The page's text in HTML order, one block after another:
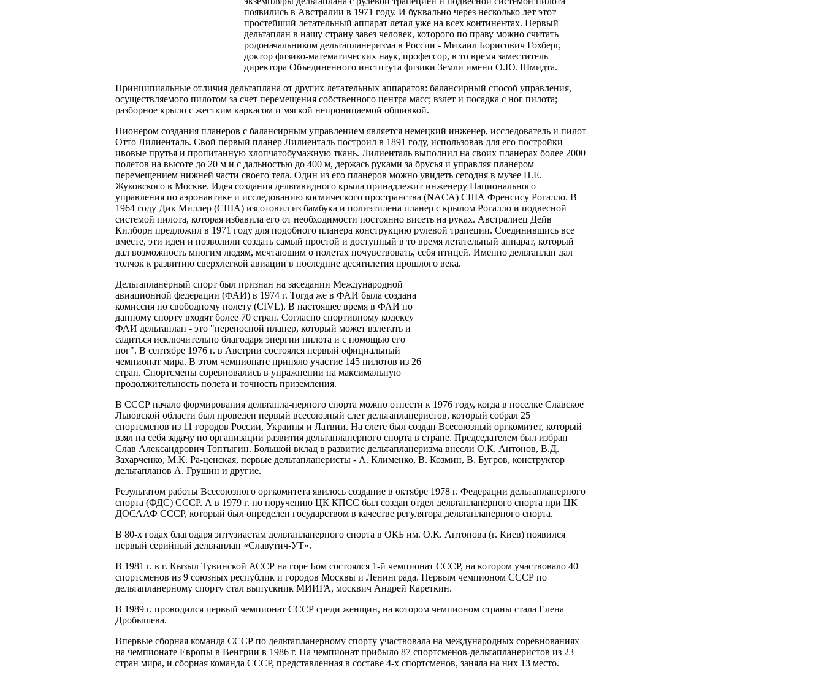
появились в Австралии в 1971 году. И буквально через несколько лет этот
простейший летательный аппарат летал уже на всех континентах. Первый
дельтаплан в нашу страну завез человек, которого по праву можно считать
родоначальником дельтапланеризма в России - Михаил Борисович Гохберг,
доктор физико-математических наук, профессор, в то время заместитель
директора Объединенного института физики Земли имени О.Ю. Шмидта.
Принципиальные отличия дельтаплана от других летательных аппаратов: балансирный способ управления,
осуществляемого пилотом за счет перемещения собственного центра масс; взлет и посадка с ног пилота;
разборное крыло с жестким каркасом и мягкой непроницаемой обшивкой.
Пионером создания планеров с балансирным управлением является немецкий инженер, исследователь и пилот
Отто Лилиенталь. Свой первый планер Лилиенталь построил в 1891 году, использовав для его постройки
ивовые прутья и пропитанную хлопчатобумажную ткань. Лилиенталь выполнил на своих планерах более 2000
полетов на высоте до 20 м и с дальностью до 400 м, держась руками за брусья и управляя планером
перемещением нижней части своего тела. Один из его планеров можно увидеть сегодня в музее Н.Е.
Жуковского в Москве. Идея создания дельтавидного крыла принадлежит инженеру Национального
управления по аэронавтике и исследованию космического пространства (NACA) США Френсису Рогалло. В
1964 году Дик Миллер (США) изготовил из бамбука и полиэтилена планер с крылом Рогалло и подвесной
системой пилота, которая избавила его от необходимости постоянно висеть на руках. Австралиец Дейв
Килборн предложил в 1971 году для подобного планера конструкцию рулевой трапеции. Соединившись все
вместе, эти идеи и позволили создать самый простой и доступный в то время летательный аппарат, который
дал возможность многим людям, мечтающим о полетах почувствовать, себя птицей. Именно дельтаплан дал
толчок к развитию сверхлегкой авиации в последние десятилетия прошлого века.
Дельтапланерный спорт был признан на заседании Международной
авиационной федерации (ФАИ) в 1974 г. Тогда же в ФАИ была создана
комиссия по свободному полету (CIVL). В настоящее время в ФАИ по
данному спорту входят более 70 стран. Согласно спортивному кодексу
ФАИ дельтаплан - это "переносной планер, который может взлетать и
садиться исключительно благодаря энергии пилота и с помощью его
ног". В сентябре 1976 г. в Австрии состоялся первый официальный
чемпионат мира. В этом чемпионате приняло участие 145 пилотов из 26
стран. Спортсмены соревновались в упражнении на максимальную
продолжительность полета и точность приземления.
В СССР начало формирования дельтапла-нерного спорта можно отнести к 1976 году, когда в поселке Славское
Львовской области был проведен первый всесоюзный слет дельтапланеристов, который собрал 25
спортсменов из 11 городов России, Украины и Латвии. На слете был создан Всесоюзный оргкомитет, который
взял на себя задачу по организации развития дельтапланерного спорта в стране. Председателем был избран
Слав Александрович Топтыгин. Большой вклад в развитие дельтапланеризма внесли О.К. Антонов, В.Д.
Захарченко, М.К. Ра-ценская, первые дельтапланеристы - А. Клименко, В. Козмин, В. Бугров, конструктор
дельтапланов А. Грушин и другие.
Результатом работы Всесоюзного оргкомитета явилось создание в октябре 1978 г. Федерации дельтапланерного
спорта (ФДС) СССР. А в 1979 г. по поручению ЦК КПСС был создан отдел дельтапланерного спорта при ЦК
ДОСААФ СССР, который был определен государством в качестве регулятора дельтапланерного спорта.
В 80-х годах благодаря энтузиастам дельтапланерного спорта в ОКБ им. О.К. Антонова (г. Киев) появился
первый серийный дельтаплан «Славутич-УТ».
В 1981 г. в г. Кызыл Тувинской АССР на горе Бом состоялся 1-й чемпионат СССР, на котором участвовало 40
спортсменов из 9 союзных республик и городов Москвы и Ленинграда. Первым чемпионом СССР по
дельтапланерному спорту стал выпускник МИИГА, москвич Андрей Кареткин.
В 1989 г. проводился первый чемпионат СССР среди женщин, на котором чемпионом страны стала Елена
Дробышева.
Впервые сборная команда СССР по дельтапланерному спорту участвовала на международных соревнованиях
на чемпионате Европы в Венгрии в 1986 г. На чемпионат прибыло 87 спортсменов-дельтапланеристов из 23
стран мира, и сборная команда СССР, представленная в составе 4-х спортсменов, заняла на них 13 место.